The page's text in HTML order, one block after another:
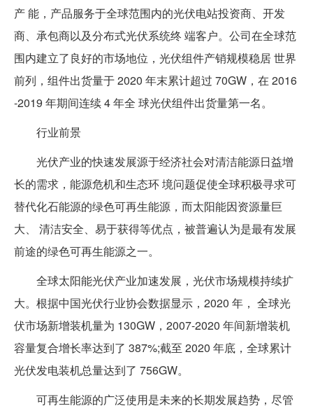
产 能，产品服务于全球范围内的光伏电站投资商、开发
商、承包商以及分布式光伏系统终 端客户。公司在全球范
围内建立了良好的市场地位，光伏组件产销规模稳居 世界
前列，组件出货量于 2020 年末累计超过 70GW，在 2016
-2019 年期间连续 4 年全 球光伏组件出货量第一名。
行业前景
光伏产业的快速发展源于经济社会对清洁能源日益增
长的需求，能源危机和生态环 境问题促使全球积极寻求可
替代化石能源的绿色可再生能源，而太阳能因资源量巨
大、 清洁安全、易于获得等优点，被普遍认为是最有发展
前途的绿色可再生能源之一。
全球太阳能光伏产业加速发展，光伏市场规模持续扩
大。根据中国光伏行业协会数据显示，2020 年， 全球光
伏市场新增装机量为 130GW，2007-2020 年间新增装机
容量复合增长率达到了 387%;截至 2020 年底，全球累计
光伏发电装机总量达到了 756GW。
可再生能源的广泛使用是未来的长期发展趋势，尽管